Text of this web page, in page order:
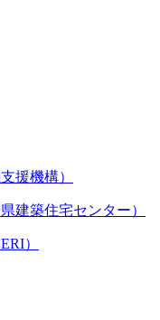
援機構）
建築住宅センター）
）